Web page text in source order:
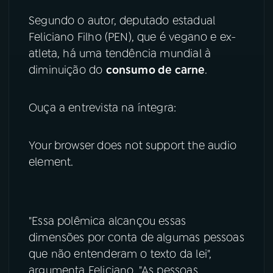
Segundo o autor, deputado estadual
Feliciano Filho (PEN), que é vegano e ex-
atleta, há uma tendência mundial à
diminuição do consumo de carne.
Ouça a entrevista na íntegra:
Your browser does not support the audio
element.
"Essa polêmica alcançou essas
dimensões por conta de algumas pessoas
que não entenderam o texto da lei",